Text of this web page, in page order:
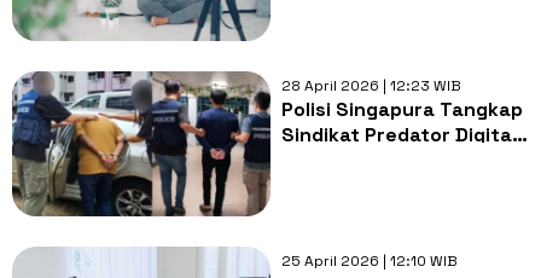
28 April 2026 | 12:23 WIB
Polisi Singapura Tangkap
Sindikat Predator Digital
25 April 2026 | 12:10 WIB